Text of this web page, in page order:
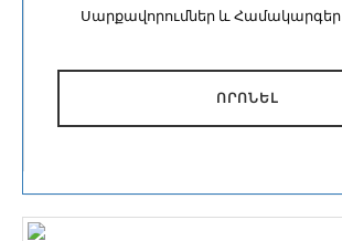
Սարքավորումներ և Համակարգեր
ՈՐՈՆԵԼ